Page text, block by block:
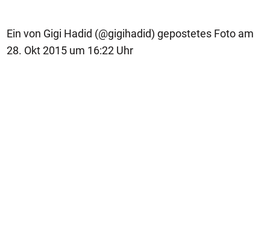
Ein von Gigi Hadid (@gigihadid) gepostetes Foto am
28. Okt 2015 um 16:22 Uhr